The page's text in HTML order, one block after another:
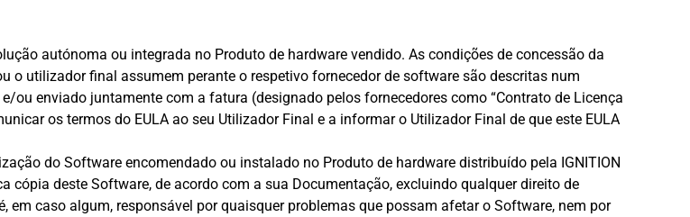
autónoma ou integrada no Produto de hardware vendido. As condições de concessão da
o utilizador final assumem perante o respetivo fornecedor de software são descritas num
ou enviado juntamente com a fatura (designado pelos fornecedores como “Contrato de Licença
os termos do EULA ao seu Utilizador Final e a informar o Utilizador Final de que este EULA
do Software encomendado ou instalado no Produto de hardware distribuído pela IGNITION
deste Software, de acordo com a sua Documentação, excluindo qualquer direito de
em caso algum, responsável por quaisquer problemas que possam afetar o Software, nem por